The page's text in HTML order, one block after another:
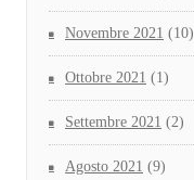
Novembre 2021 (10)
Ottobre 2021 (1)
Settembre 2021 (2)
Agosto 2021 (9)